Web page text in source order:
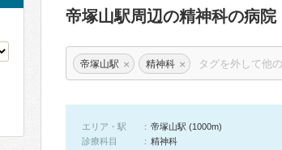
帝塚山駅周辺の精神科の病院
帝塚山駅 × 精神科 ×
エリア・駅
帝塚山駅 (1000m)
診療科目
精神科